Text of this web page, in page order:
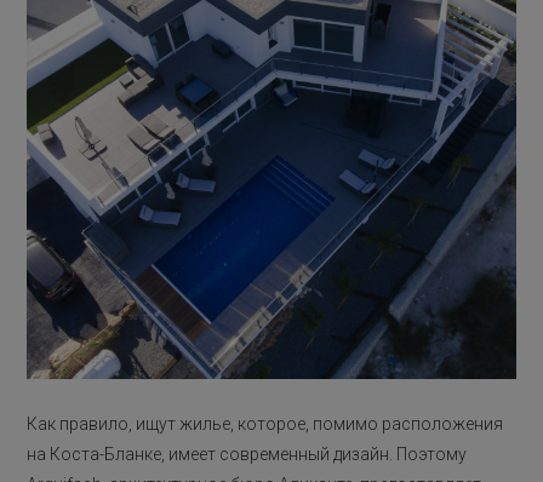
Как правило, ищут жилье, которое, помимо расположения
на Коста-Бланке, имеет современный дизайн. Поэтому